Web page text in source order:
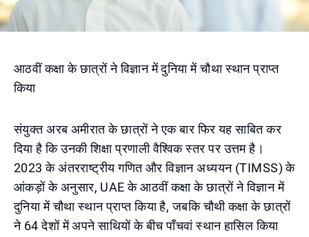
आठवीं कक्षा के छात्रों ने विज्ञान में दुनिया में चौथा स्थान प्राप्त
किया
संयुक्त अरब अमीरात के छात्रों ने एक बार फिर यह साबित कर
दिया है कि उनकी शिक्षा प्रणाली वैश्विक स्तर पर उत्तम है।
2023 के अंतरराष्ट्रीय गणित और विज्ञान अध्ययन (TIMSS) के
आंकड़ों के अनुसार, UAE के आठवीं कक्षा के छात्रों ने विज्ञान में
दुनिया में चौथा स्थान प्राप्त किया है, जबकि चौथी कक्षा के छात्रों
ने 64 देशों में अपने साथियों के बीच पाँचवां स्थान हासिल किया